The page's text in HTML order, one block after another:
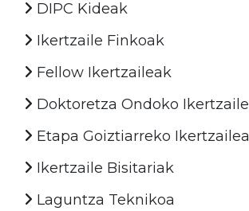
DIPC Kideak
Ikertzaile Finkoak
Fellow Ikertzaileak
Doktoretza Ondoko
Etapa Goiztiarreko
Ikertzaile Bisitariak
Laguntza Teknikoa